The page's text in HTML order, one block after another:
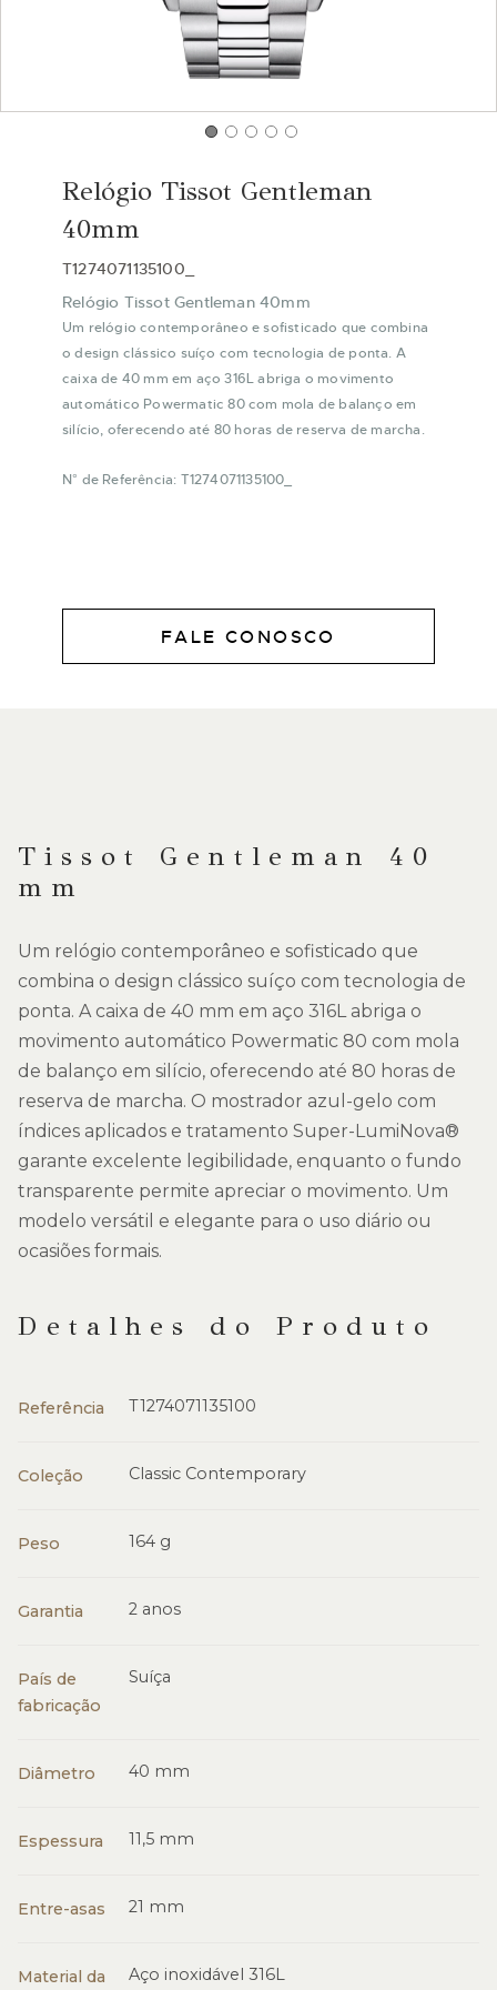
Relógio Tissot Gentleman
40mm
T1274071135100_
Relógio Tissot Gentleman 40mm
Um relógio contemporâneo e sofisticado que combina
o design clássico suíço com tecnologia de ponta. A
caixa de 40 mm em aço 316L abriga o movimento
automático Powermatic 80 com mola de balanço em
silício, oferecendo até 80 horas de reserva de marcha.
N° de Referência: T1274071135100_
FALE CONOSCO
Tissot Gentleman 40
mm
Um relógio contemporâneo e sofisticado que
combina o design clássico suíço com tecnologia de
ponta. A caixa de 40 mm em aço 316L abriga o
movimento automático Powermatic 80 com mola
de balanço em silício, oferecendo até 80 horas de
reserva de marcha. O mostrador azul-gelo com
índices aplicados e tratamento Super-LumiNova®
garante excelente legibilidade, enquanto o fundo
transparente permite apreciar o movimento. Um
modelo versátil e elegante para o uso diário ou
ocasiões formais.
Detalhes do Produto
Referência T1274071135100
Coleção Classic Contemporary
Peso 164 g
Garantia 2 anos
País de
fabricação
Suíça
Diâmetro 40 mm
Espessura 11,5 mm
Entre-asas 21 mm
Material da Aço inoxidável 316L